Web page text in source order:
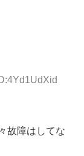
故障はしてな